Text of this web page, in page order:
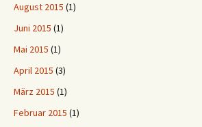
August 2015 (1)
Juni 2015 (1)
Mai 2015 (1)
April 2015 (3)
März 2015 (1)
Februar 2015 (1)